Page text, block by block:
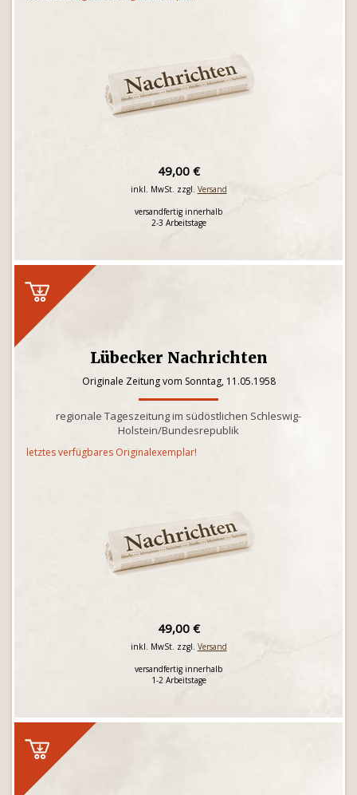
49,00 €
inkl. MwSt. zzgl. Versand
versandfertig innerhalb
2-3 Arbeitstage
Lübecker Nachrichten
Originale Zeitung vom Sonntag, 11.05.1958
regionale Tageszeitung im südöstlichen Schleswig-
Holstein/Bundesrepublik
letztes verfügbares Originalexemplar!
49,00 €
inkl. MwSt. zzgl. Versand
versandfertig innerhalb
1-2 Arbeitstage